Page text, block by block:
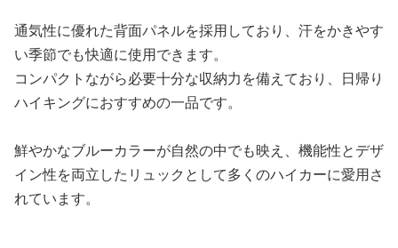
通気性に優れた背面パネルを採用しており、汗をかきやす
い季節でも快適に使用できます。
コンパクトながら必要十分な収納力を備えており、日帰り
ハイキングにおすすめの一品です。
鮮やかなブルーカラーが自然の中でも映え、機能性とデザ
イン性を両立したリュックとして多くのハイカーに愛用さ
れています。